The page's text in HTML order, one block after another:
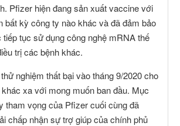
Pfizer hiện đang sản xuất vaccine với
bất kỳ công ty nào khác và đã đảm bảo
tiếp tục sử dụng công nghệ mRNA thế
trị các bệnh khác.
nghiệm thất bại vào tháng 9/2020 cho
xa với mong muốn ban đầu. Mục
tham vọng của Pfizer cuối cùng đã
chấp nhận sự trợ giúp của chính phủ